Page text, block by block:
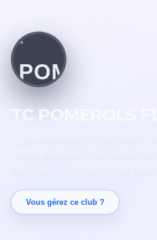
TC POMEROLS
Vous gérez ce club ?